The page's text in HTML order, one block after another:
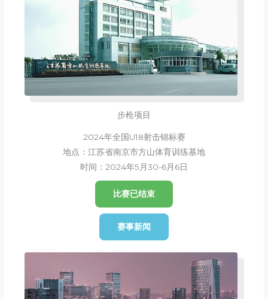
步枪项目
2024年全国U18射击锦标赛
地点：江苏省南京市方山体育训练基地
时间：2024年5月30-6月6日
比赛已结束
赛事新闻